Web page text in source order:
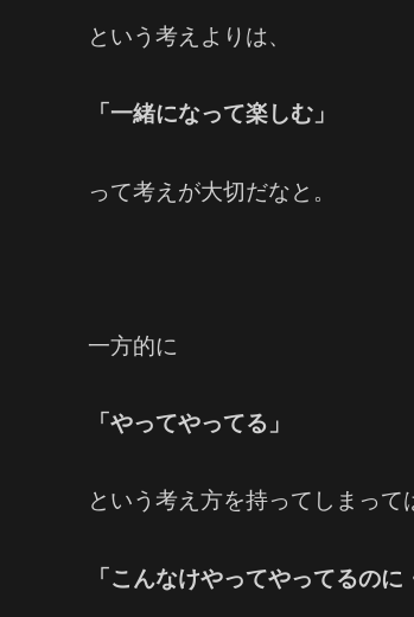
という考えよりは、
「一緒になって楽しむ」
って考えが大切だなと。
一方的に
「やってやってる」
という考え方を持ってしまって
「こんなけやってやってるのに